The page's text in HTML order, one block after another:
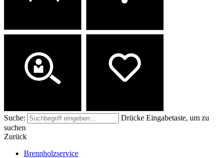
Suche:
Drücke Eingabetaste, um zu
suchen
Zurück
Brennholzservice